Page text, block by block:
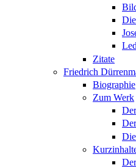
Zitate
Friedrich
Biographie
Zum Werk